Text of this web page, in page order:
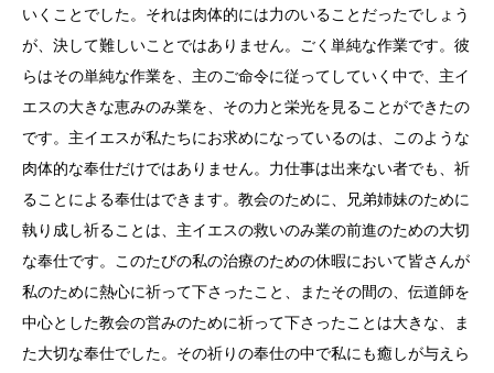
いくことでした。それは肉体的には力のいることだったでしょう
が、決して難しいことではありません。ごく単純な作業です。彼
らはその単純な作業を、主のご命令に従ってしていく中で、主イ
エスの大きな恵みのみ業を、その力と栄光を見ることができたの
です。主イエスが私たちにお求めになっているのは、このような
肉体的な奉仕だけではありません。力仕事は出来ない者でも、祈
ることによる奉仕はできます。教会のために、兄弟姉妹のために
執り成し祈ることは、主イエスの救いのみ業の前進のための大切
な奉仕です。このたびの私の治療のための休暇において皆さんが
私のために熱心に祈って下さったこと、またその間の、伝道師を
中心とした教会の営みのために祈って下さったことは大きな、ま
た大切な奉仕でした。その祈りの奉仕の中で私にも癒しが与えら